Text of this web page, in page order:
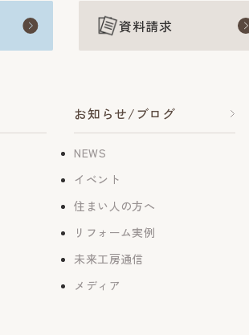
資料請求
お知らせ/ブログ
NEWS
イベント
住まい人の方へ
リフォーム実例
未来工房通信
メディア